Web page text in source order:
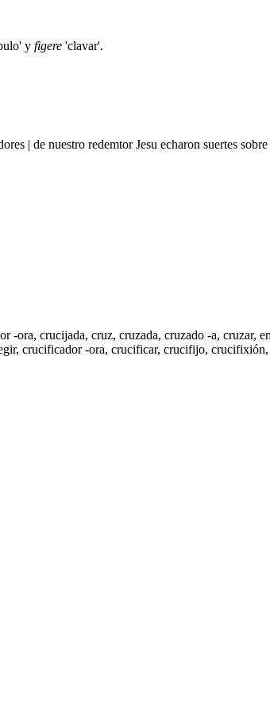
y figere 'clavar'.
| de nuestro redemtor Jesu echaron suertes
-ora, crucijada, cruz, cruzada, cruzado -a, cruzar,
, crucificador -ora, crucificar, crucifijo, crucifixión,